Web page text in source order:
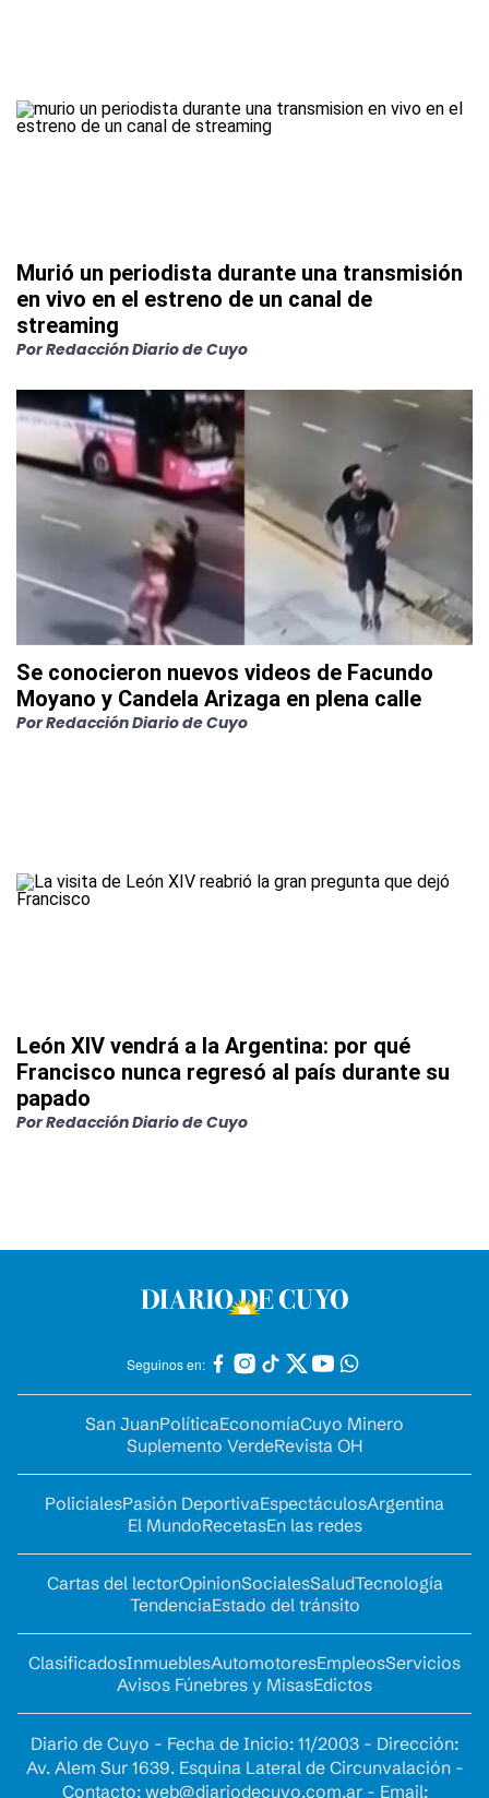
Murió un periodista durante una transmisión
en vivo en el estreno de un canal de
streaming
PorRedacción Diario de Cuyo
Se conocieron nuevos videos de Facundo
Moyano y Candela Arizaga en plena calle
PorRedacción Diario de Cuyo
León XIV vendrá a la Argentina: por qué
Francisco nunca regresó al país durante su
papado
PorRedacción Diario de Cuyo
Seguinos en:
San JuanPolíticaEconomíaCuyo Minero
Suplemento VerdeRevista OH
PolicialesPasión DeportivaEspectáculosArgentina
El MundoRecetasEn las redes
Cartas del lectorOpinionSocialesSaludTecnología
TendenciaEstado del tránsito
ClasificadosInmueblesAutomotoresEmpleosServicios
Avisos Fúnebres y MisasEdictos
Diario de Cuyo - Fecha de Inicio: 11/2003 - Dirección:
Av. Alem Sur 1639. Esquina Lateral de Circunvalación -
Contacto: web@diariodecuyo.com.ar- Email: